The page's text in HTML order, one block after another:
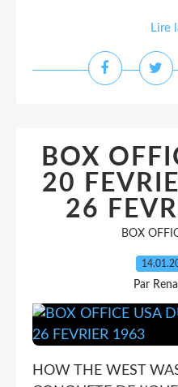
Lire
BOX
20
26
BOX
Par
HOW THE WEST